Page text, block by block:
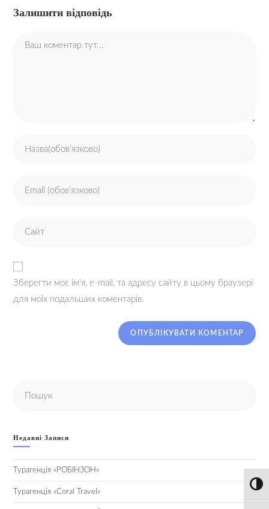
Залишити відповідь
Зберегти моє ім'я, e-mail, та адресу сайту в цьому браузері
для моїх подальших коментарів.
Недавні Записи
Турагенція «РОБІНЗОН»
Турагенція «Coral Travel»